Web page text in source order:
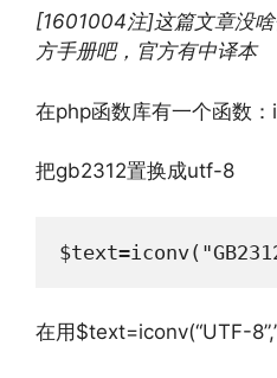
[1601004注]这篇文章没
方手册吧，官方有中译本
在php函数库有一个函数
把gb2312置换成utf-8
在用$text=iconv(“UTF-